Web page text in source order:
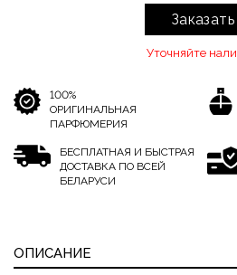
Заказать
Уточняйте
100%
ОРИГИНАЛЬНАЯ
ПАРФЮМЕРИЯ
БЕСПЛАТНАЯ И БЫСТРАЯ
ДОСТАВКА ПО ВСЕЙ
БЕЛАРУСИ
ОПИСАНИЕ